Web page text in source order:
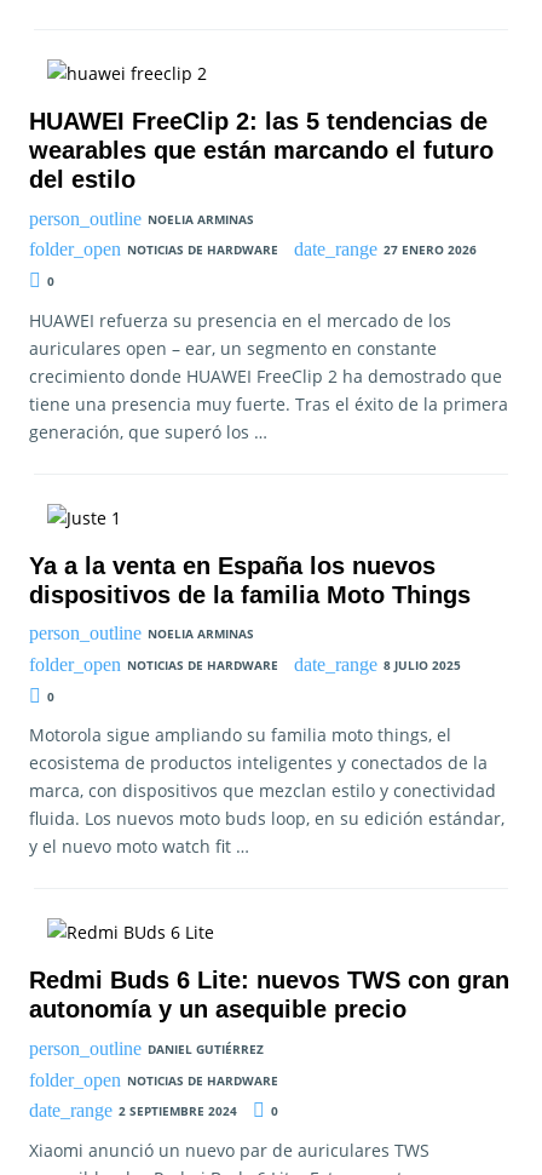
HUAWEI FreeClip 2: las 5 tendencias de
wearables que están marcando el futuro
del estilo
NOELIA ARMINAS
NOTICIAS DE HARDWARE
27 ENERO 2026
0
HUAWEI refuerza su presencia en el mercado de los
auriculares open – ear, un segmento en constante
crecimiento donde HUAWEI FreeClip 2 ha demostrado que
tiene una presencia muy fuerte. Tras el éxito de la primera
generación, que superó los …
Ya a la venta en España los nuevos
dispositivos de la familia Moto Things
NOELIA ARMINAS
NOTICIAS DE HARDWARE
8 JULIO 2025
0
Motorola sigue ampliando su familia moto things, el
ecosistema de productos inteligentes y conectados de la
marca, con dispositivos que mezclan estilo y conectividad
fluida. Los nuevos moto buds loop, en su edición estándar,
y el nuevo moto watch fit …
Redmi Buds 6 Lite: nuevos TWS con gran
autonomía y un asequible precio
DANIEL GUTIÉRREZ
NOTICIAS DE HARDWARE
2 SEPTIEMBRE 2024
0
Xiaomi anunció un nuevo par de auriculares TWS